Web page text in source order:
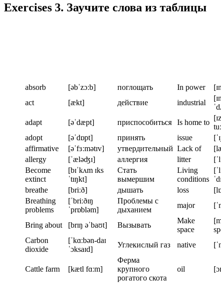
Exercises 3. Заучите слова из таблицы
absorb [əbˈzɔːb] поглощать In power
act
[ækt] действие industrial
adapt
[əˈdæpt] приспособиться Is home to
adopt
[əˈdɒpt] принять issue
affirmative
[əˈfɜːmətɪv] утвердительный Lack of
allergy
[ˈæləʤɪ] аллергия litter
Become
extinct
[bɪˈkʌm ɪks
ˈtɪŋkt]
Стать
вымершим
Living
conditions
breathe
[briːð] дышать loss
Breathing
problems
[ˈbriːðɪŋ
ˈprɒbləm]
Проблемы с
дыханием
major
Bring about [brɪŋ əˈbaʊt] Вызывать
Make
space
Carbon
dioxide
[ˈkɑːbən-daɪ
ˈɔksaɪd]
Углекислый газ native
Cattle farm [kætl fɑːm]
Ферма
крупного
рогатого скота
oil